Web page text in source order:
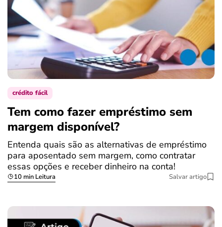
crédito fácil
Tem como fazer empréstimo sem
margem disponível?
Entenda quais são as alternativas de empréstimo
para aposentado sem margem, como contratar
essas opções e receber dinheiro na conta!
10 min Leitura Salvar artigo